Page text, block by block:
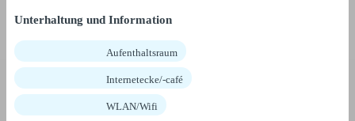
Unterhaltung und Information
Aufenthaltsraum
Internetecke/-café
WLAN/Wifi